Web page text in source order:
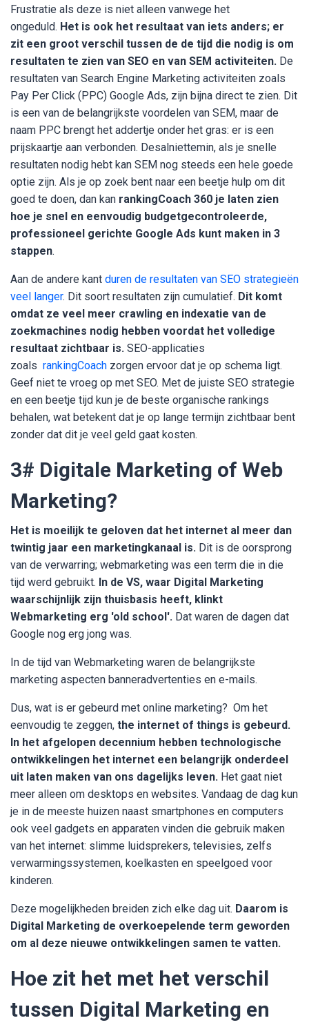
Frustratie als deze is niet alleen vanwege het
ongeduld. Het is ook het resultaat van iets anders; er
zit een groot verschil tussen de de tijd die nodig is om
resultaten te zien van SEO en van SEM activiteiten. De
resultaten van Search Engine Marketing activiteiten zoals
Pay Per Click (PPC) Google Ads, zijn bijna direct te zien. Dit
is een van de belangrijkste voordelen van SEM, maar de
naam PPC brengt het addertje onder het gras: er is een
prijskaartje aan verbonden. Desalniettemin, als je snelle
resultaten nodig hebt kan SEM nog steeds een hele goede
optie zijn. Als je op zoek bent naar een beetje hulp om dit
goed te doen, dan kan rankingCoach 360 je laten zien
hoe je snel en eenvoudig budgetgecontroleerde,
professioneel gerichte Google Ads kunt maken in 3
stappen.
Aan de andere kant duren de resultaten van SEO strategieën
veel langer. Dit soort resultaten zijn cumulatief. Dit komt
omdat ze veel meer crawling en indexatie van de
zoekmachines nodig hebben voordat het volledige
resultaat zichtbaar is. SEO-applicaties
zoals rankingCoach zorgen ervoor dat je op schema ligt.
Geef niet te vroeg op met SEO. Met de juiste SEO strategie
en een beetje tijd kun je de beste organische rankings
behalen, wat betekent dat je op lange termijn zichtbaar bent
zonder dat dit je veel geld gaat kosten.
3# Digitale Marketing of Web
Marketing?
Het is moeilijk te geloven dat het internet al meer dan
twintig jaar een marketingkanaal is. Dit is de oorsprong
van de verwarring; webmarketing was een term die in die
tijd werd gebruikt. In de VS, waar Digital Marketing
waarschijnlijk zijn thuisbasis heeft, klinkt
Webmarketing erg 'old school'. Dat waren de dagen dat
Google nog erg jong was.
In de tijd van Webmarketing waren de belangrijkste
marketing aspecten banneradvertenties en e-mails.
Dus, wat is er gebeurd met online marketing? Om het
eenvoudig te zeggen, the internet of things is gebeurd.
In het afgelopen decennium hebben technologische
ontwikkelingen het internet een belangrijk onderdeel
uit laten maken van ons dagelijks leven. Het gaat niet
meer alleen om desktops en websites. Vandaag de dag kun
je in de meeste huizen naast smartphones en computers
ook veel gadgets en apparaten vinden die gebruik maken
van het internet: slimme luidsprekers, televisies, zelfs
verwarmingssystemen, koelkasten en speelgoed voor
kinderen.
Deze mogelijkheden breiden zich elke dag uit. Daarom is
Digital Marketing de overkoepelende term geworden
om al deze nieuwe ontwikkelingen samen te vatten.
Hoe zit het met het verschil
tussen Digital Marketing en